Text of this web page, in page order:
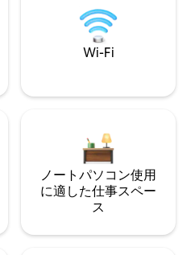
Wi-Fi
ノートパソコン使用
に適した仕事スペー
ス